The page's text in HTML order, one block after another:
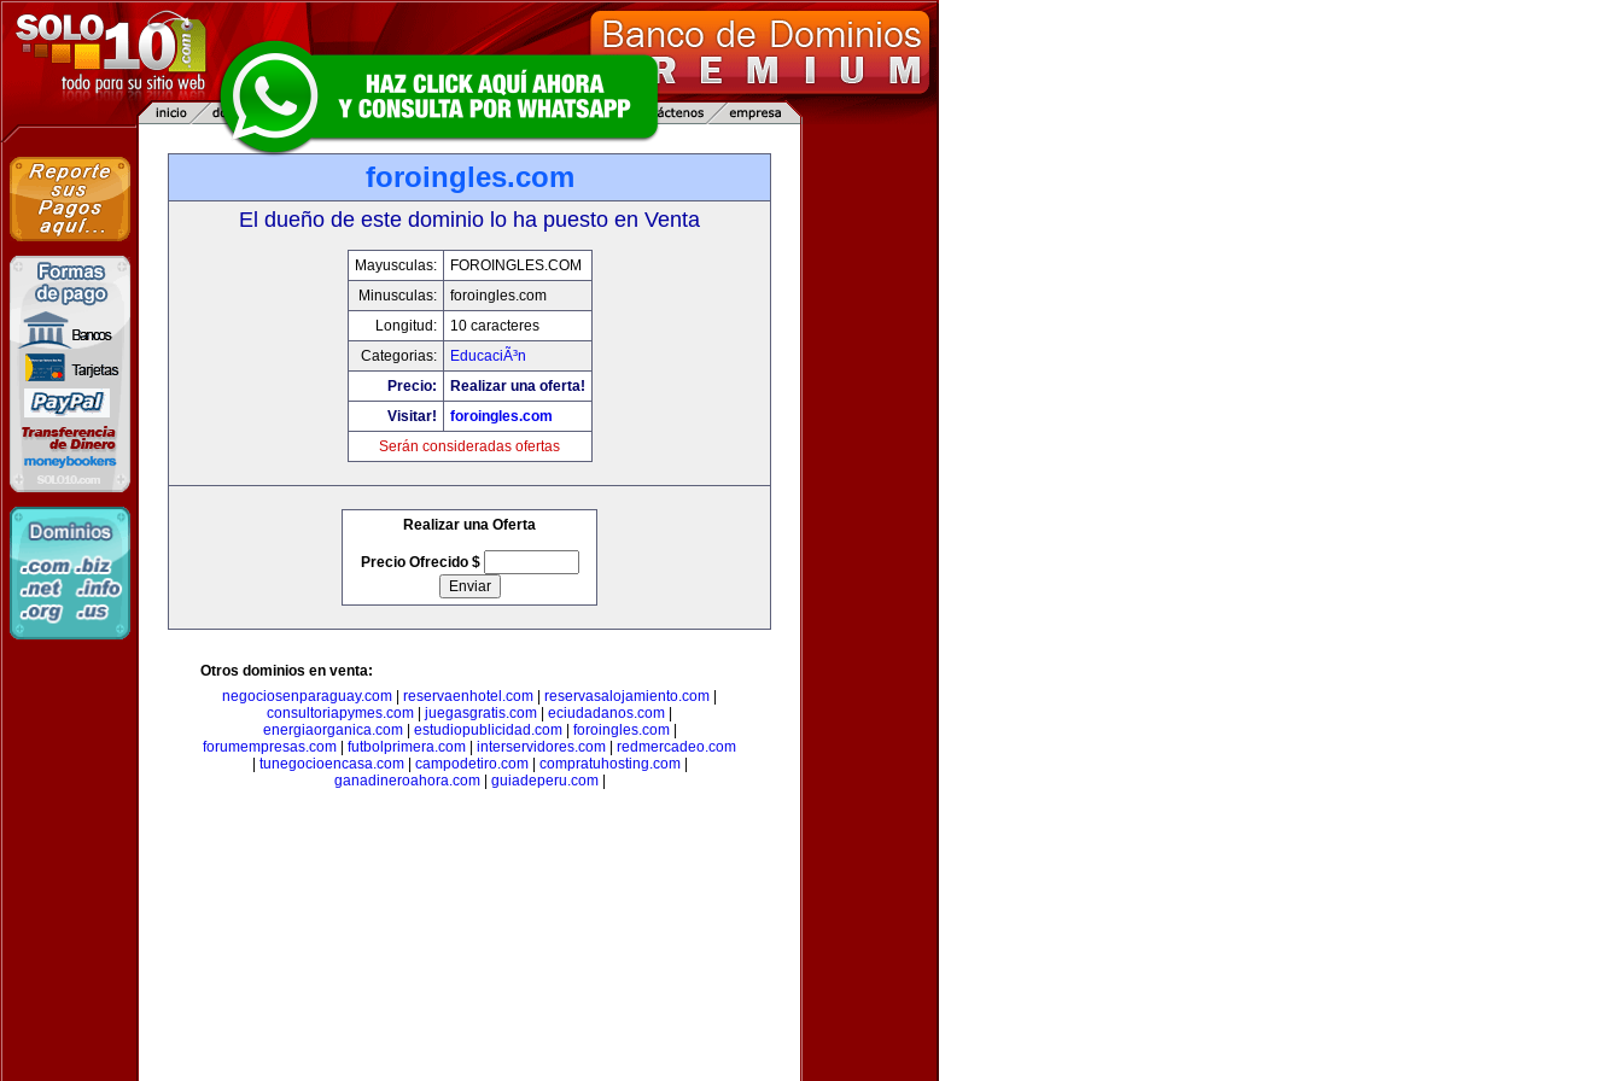
foroingles.com
El dueño de este dominio lo ha puesto en Venta
Mayusculas:
FOROINGLES.COM
Minusculas:
foroingles.com
Longitud:
10 caracteres
Categorias:
EducaciÃ³n
Precio:
Realizar una oferta!
Visitar!
foroingles.com
Serán consideradas ofertas
Realizar una Oferta
Precio Ofrecido $
Otros dominios en venta:
negociosenparaguay.com
reservaenhotel.com reservasalojamiento.com
consultoriapymes.com
juegasgratis.com eciudadanos.com
energiaorganica.com| estudiopublicidad.com| foroingles.com|
forumempresas.com
futbolprimera.com interservidores.com
redmercadeo.com
tunegocioencasa.com| campodetiro.com| compratuhosting.com|
ganadineroahora.com| guiadeperu.com|